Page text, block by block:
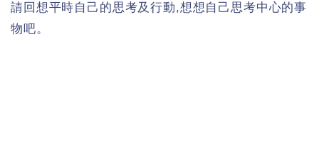
請回想平時自己的思考及行動,想想自己思考中心的事
物吧。